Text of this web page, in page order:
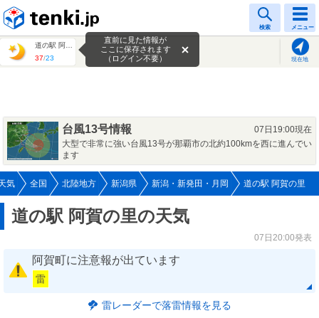
検索 メニュー
37/23 現在地
直前に見た情報が
ここに保存されます
（ログイン不要）
台風13号情報
07日19:00現在
大型で非常に強い台風13号が那覇市の北約100kmを西に進んでい
ます
気 全国 北陸地方 新潟県 新潟・新発田・月岡 道の駅 阿賀の里
道の駅 阿賀の里の天気
07日20:00発表
阿賀町に注意報が出ています
雷
雷レーダーで落雷情報を見る